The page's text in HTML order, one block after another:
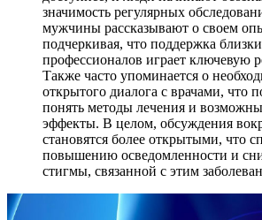
значимость регулярных
мужчины рассказывают о своем
подчеркивая, что поддержка
профессионалов играет ключевую
Также часто упоминается о
открытого диалога с врачами, что
понять методы лечения и
эффекты. В целом, обсуждения
становятся более открытыми, что
повышению осведомленности и
стигмы, связанной с этим